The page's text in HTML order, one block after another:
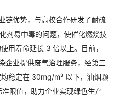
链优势，与高校合作研发了耐硫
剂易中毒的问题，使催化燃烧技
用寿命延长 3 倍以上。目前，
企业提供废气治理服务，经第三
稳定在 30mg/m³ 以下，油烟颗
限值，助力企业实现绿色生产